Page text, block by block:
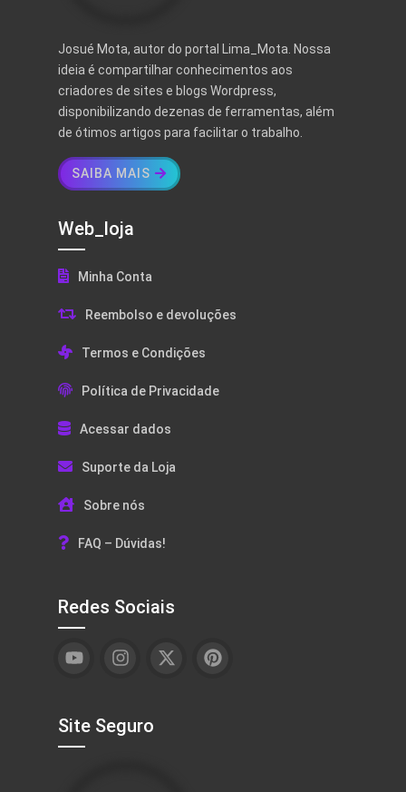
Josué Mota, autor do portal Lima_Mota. Nossa
ideia é compartilhar conhecimentos aos
criadores de sites e blogs Wordpress,
disponibilizando dezenas de ferramentas, além
de ótimos artigos para facilitar o trabalho.
SAIBA MAIS
Web_loja
Minha Conta
Reembolso e devoluções
Termos e Condições
Política de Privacidade
Acessar dados
Suporte da Loja
Sobre nós
FAQ – Dúvidas!
Redes Sociais
Site Seguro